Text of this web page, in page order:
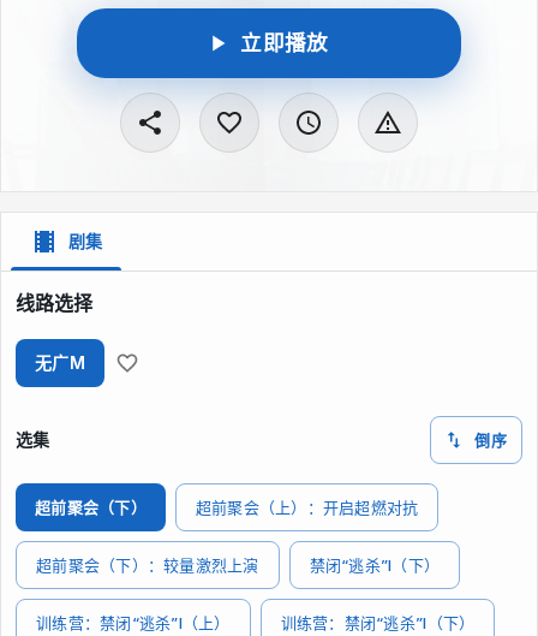
立即播放
剧集
线路选择
无广M
选集 倒序
超前聚会（下） 超前聚会（上）：开启超燃对抗
超前聚会（下）：较量激烈上演 禁闭“逃杀”I（下）
训练营：禁闭“逃杀”I（上） 训练营：禁闭“逃杀”I（下）